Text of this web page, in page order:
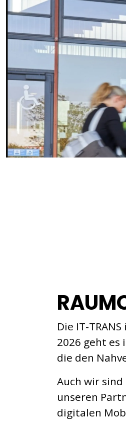
Die IT-
2026 geht es
die den
Auch wir
unseren
digitalen